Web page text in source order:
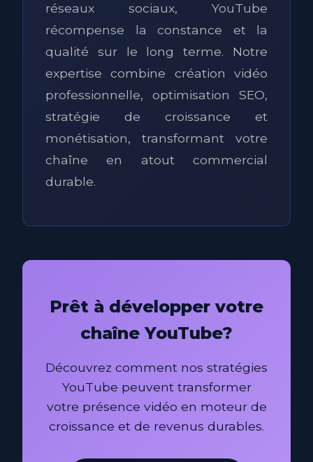
réseaux sociaux, YouTube
récompense la constance et la
qualité sur le long terme. Notre
expertise combine création vidéo
professionnelle, optimisation SEO,
stratégie de croissance et
monétisation, transformant votre
chaîne en atout commercial
durable.
Prêt à développer votre
chaîne YouTube?
Découvrez comment nos stratégies
YouTube peuvent transformer
votre présence vidéo en moteur de
croissance et de revenus durables.